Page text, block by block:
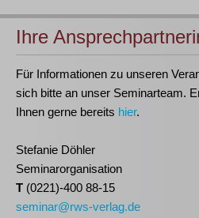
Ihre
Für Informationen zu unseren
sich bitte an unser Seminarteam.
Ihnen gerne bereits hier.
Stefanie Döhler
Seminarorganisation
T (0221)-400 88-15
seminar@rws-verlag.de